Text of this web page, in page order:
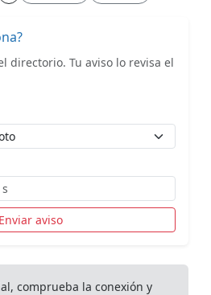
directorio. Tu aviso lo revisa el
Enviar aviso
comprueba la conexión y